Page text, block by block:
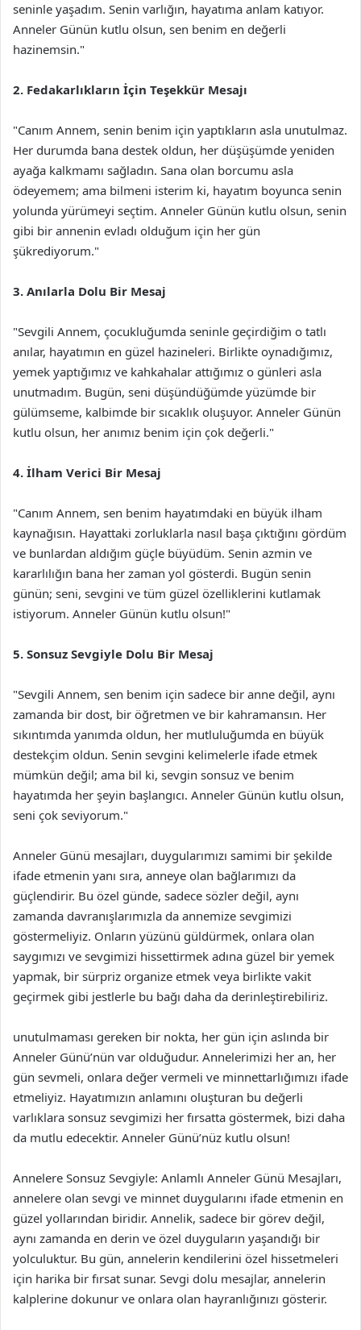
seninle yaşadım. Senin varlığın, hayatıma anlam katıyor.
Anneler Günün kutlu olsun, sen benim en değerli
hazinemsin."
2. Fedakarlıkların İçin Teşekkür Mesajı
"Canım Annem, senin benim için yaptıkların asla unutulmaz.
Her durumda bana destek oldun, her düşüşümde yeniden
ayağa kalkmamı sağladın. Sana olan borcumu asla
ödeyemem; ama bilmeni isterim ki, hayatım boyunca senin
yolunda yürümeyi seçtim. Anneler Günün kutlu olsun, senin
gibi bir annenin evladı olduğum için her gün
şükrediyorum."
3. Anılarla Dolu Bir Mesaj
"Sevgili Annem, çocukluğumda seninle geçirdiğim o tatlı
anılar, hayatımın en güzel hazineleri. Birlikte oynadığımız,
yemek yaptığımız ve kahkahalar attığımız o günleri asla
unutmadım. Bugün, seni düşündüğümde yüzümde bir
gülümseme, kalbimde bir sıcaklık oluşuyor. Anneler Günün
kutlu olsun, her anımız benim için çok değerli."
4. İlham Verici Bir Mesaj
"Canım Annem, sen benim hayatımdaki en büyük ilham
kaynağısın. Hayattaki zorluklarla nasıl başa çıktığını gördüm
ve bunlardan aldığım güçle büyüdüm. Senin azmin ve
kararlılığın bana her zaman yol gösterdi. Bugün senin
günün; seni, sevgini ve tüm güzel özelliklerini kutlamak
istiyorum. Anneler Günün kutlu olsun!"
5. Sonsuz Sevgiyle Dolu Bir Mesaj
"Sevgili Annem, sen benim için sadece bir anne değil, aynı
zamanda bir dost, bir öğretmen ve bir kahramansın. Her
sıkıntımda yanımda oldun, her mutluluğumda en büyük
destekçim oldun. Senin sevgini kelimelerle ifade etmek
mümkün değil; ama bil ki, sevgin sonsuz ve benim
hayatımda her şeyin başlangıcı. Anneler Günün kutlu olsun,
seni çok seviyorum."
Anneler Günü mesajları, duygularımızı samimi bir şekilde
ifade etmenin yanı sıra, anneye olan bağlarımızı da
güçlendirir. Bu özel günde, sadece sözler değil, aynı
zamanda davranışlarımızla da annemize sevgimizi
göstermeliyiz. Onların yüzünü güldürmek, onlara olan
saygımızı ve sevgimizi hissettirmek adına güzel bir yemek
yapmak, bir sürpriz organize etmek veya birlikte vakit
geçirmek gibi jestlerle bu bağı daha da derinleştirebiliriz.
unutulmaması gereken bir nokta, her gün için aslında bir
Anneler Günü’nün var olduğudur. Annelerimizi her an, her
gün sevmeli, onlara değer vermeli ve minnettarlığımızı ifade
etmeliyiz. Hayatımızın anlamını oluşturan bu değerli
varlıklara sonsuz sevgimizi her fırsatta göstermek, bizi daha
da mutlu edecektir. Anneler Günü’nüz kutlu olsun!
Annelere Sonsuz Sevgiyle: Anlamlı Anneler Günü Mesajları,
annelere olan sevgi ve minnet duygularını ifade etmenin en
güzel yollarından biridir. Annelik, sadece bir görev değil,
aynı zamanda en derin ve özel duyguların yaşandığı bir
yolculuktur. Bu gün, annelerin kendilerini özel hissetmeleri
için harika bir fırsat sunar. Sevgi dolu mesajlar, annelerin
kalplerine dokunur ve onlara olan hayranlığınızı gösterir.